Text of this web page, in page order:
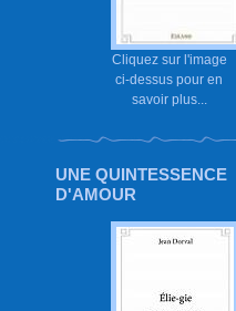
Cliquez sur l'image
ci-dessus pour en
savoir plus...
UNE QUINTESSENCE
D'AMOUR